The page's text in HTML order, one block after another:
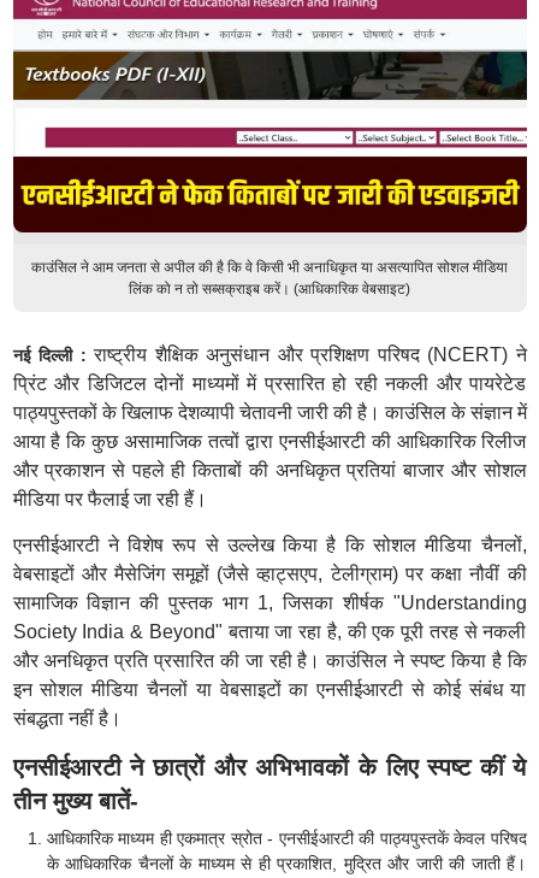
काउंसिल ने आम जनता से अपील की है कि वे किसी भी अनाधिकृत या असत्यापित सोशल मीडिया
लिंक को न तो सब्सक्राइब करें। (आधिकारिक वेबसाइट)
नई दिल्ली : राष्ट्रीय शैक्षिक अनुसंधान और प्रशिक्षण परिषद (NCERT) ने
प्रिंट और डिजिटल दोनों माध्यमों में प्रसारित हो रही नकली और पायरेटेड
पाठ्यपुस्तकों के खिलाफ देशव्यापी चेतावनी जारी की है। काउंसिल के संज्ञान में
आया है कि कुछ असामाजिक तत्वों द्वारा एनसीईआरटी की आधिकारिक रिलीज
और प्रकाशन से पहले ही किताबों की अनधिकृत प्रतियां बाजार और सोशल
मीडिया पर फैलाई जा रही हैं।
एनसीईआरटी ने विशेष रूप से उल्लेख किया है कि सोशल मीडिया चैनलों,
वेबसाइटों और मैसेजिंग समूहों (जैसे व्हाट्सएप, टेलीग्राम) पर कक्षा नौवीं की
सामाजिक विज्ञान की पुस्तक भाग 1, जिसका शीर्षक "Understanding
Society India & Beyond" बताया जा रहा है, की एक पूरी तरह से नकली
और अनधिकृत प्रति प्रसारित की जा रही है। काउंसिल ने स्पष्ट किया है कि
इन सोशल मीडिया चैनलों या वेबसाइटों का एनसीईआरटी से कोई संबंध या
संबद्धता नहीं है।
एनसीईआरटी ने छात्रों और अभिभावकों के लिए स्पष्ट कीं ये
तीन मुख्य बातें-
आधिकारिक माध्यम ही एकमात्र स्रोत - एनसीईआरटी की पाठ्यपुस्तकें केवल परिषद
के आधिकारिक चैनलों के माध्यम से ही प्रकाशित, मुद्रित और जारी की जाती हैं।